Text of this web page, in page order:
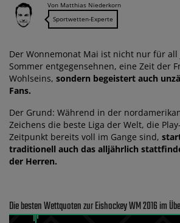
Von Matthias Niederkorn
Sportwetten-Experte
Der Wonnemonat Mai ist nicht nur für all
Sommer entgegensehnen, eine Zeit der
Wohlseins, sondern begeistert auch
Fans.
Der Grund: Während in der
Zeichens die beste Liga der Welt, die
Zeitpunkt bereits voll im Gange sind,
traditionell auch das alljährlich
der Herren.
Die besten Wettquoten zur Eishockey WM 2016 im